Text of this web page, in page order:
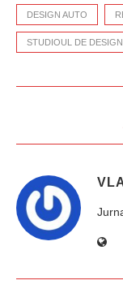
DESIGN AUTO
STUDIOUL DE